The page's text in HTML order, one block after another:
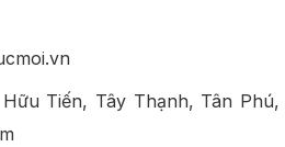
Tiến, Tây Thạnh, Tân Phú,